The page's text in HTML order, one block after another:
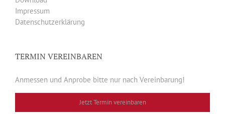
Impressum
Datenschutzerklärung
TERMIN VEREINBAREN
Anmessen und Anprobe bitte nur nach Vereinbarung!
Jetzt Termin vereinbaren